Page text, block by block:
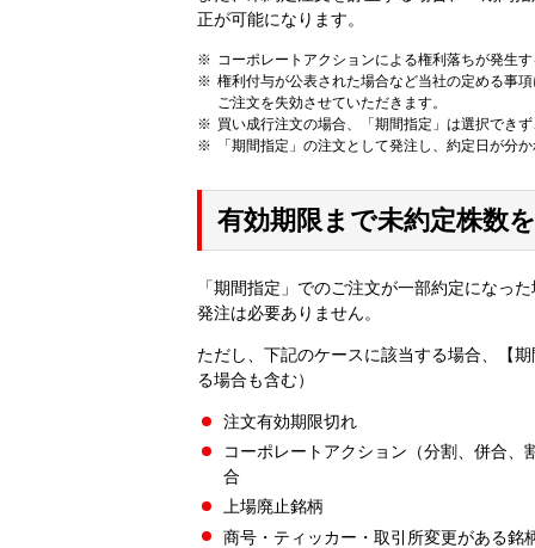
正が可能になります。
コーポレートアクションによる権利落ちが発生
権利付与が公表された場合など当社の定める事
ご注文を失効させていただきます。
買い成行注文の場合、「期間指定」は選択でき
「期間指定」の注文として発注し、約定日が分
有効期限まで未約定株数
「期間指定」でのご注文が一部約定になっ
発注は必要ありません。
ただし、下記のケースに該当する場合、【
る場合も含む）
注文有効期限切れ
コーポレートアクション（分割、併合
合
上場廃止銘柄
商号・ティッカー・取引所変更がある銘